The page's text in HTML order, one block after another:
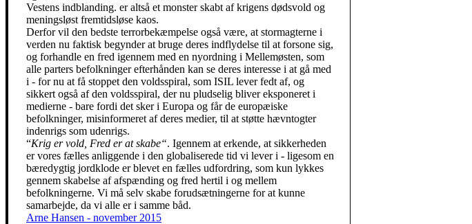
Vestens indblanding. er altså et monster skabt af krigens dødsvold og
meningsløst fremtidsløse kaos.
Derfor vil den bedste terrorbekæmpelse også være, at stormagterne i
verden nu faktisk begynder at bruge deres indflydelse til at forsone sig,
og forhandle en fred igennem med en nyordning i Mellemøsten, som
alle parters befolkninger efterhånden kan se deres interesse i at gå med
i - for nu at få stoppet den voldsspiral, som ISIL lever fedt af, og
sikkert også af den voldsspiral, der nu pludselig bliver eksponeret i
medierne - bare fordi det sker i Europa og får de europæiske
befolkninger, misinformeret af deres medier, til at støtte hævntogter
indenrigs som udenrigs.
“Krig er vold, Fred er at skabe“. Igennem at erkende, at sikkerheden
er vores fælles anliggende i den globaliserede tid vi lever i - ligesom en
bæredygtig jordklode er blevet en fælles udfordring, som kun lykkes
gennem skabelse af afspænding og fred hertil i og mellem
befolkningerne. Vi må selv skabe forudsætningerne for at kunne
samarbejde, da vi alle er i samme båd.
Arne Hansen - november 2015